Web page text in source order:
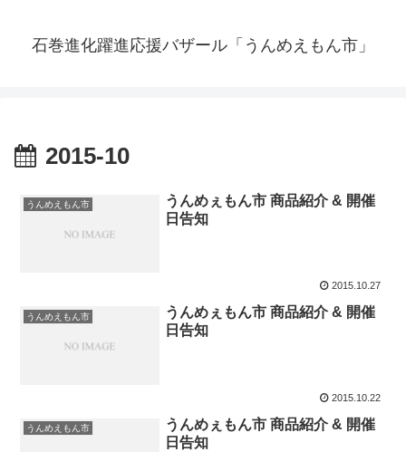
石巻進化躍進応援バザール「うんめえもん市」
2015-10
うんめえもん市
うんめぇもん市 商品紹介 & 開催
日告知
2015.10.27
うんめえもん市
うんめぇもん市 商品紹介 & 開催
日告知
2015.10.22
うんめえもん市
うんめぇもん市 商品紹介 & 開催
日告知